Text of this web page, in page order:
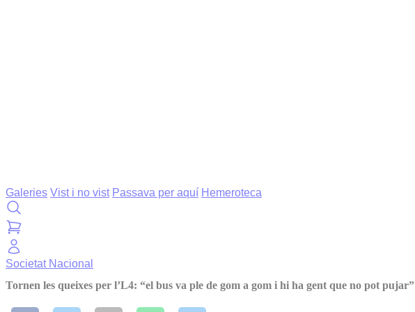
Galeries Vist i no vist Passava per aquí Hemeroteca
Societat Nacional
Tornen les queixes per l’L4: “el bus va ple de gom a gom i hi ha gent que no pot pujar”